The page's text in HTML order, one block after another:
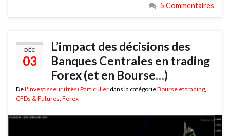
5 Commentaires
DÉC
03
L’impact des décisions des
Banques Centrales en trading
Forex (et en Bourse…)
DeL'Investisseur (très) Particulier dans la catégorieBourse et trading
CFDs & Futures Forex